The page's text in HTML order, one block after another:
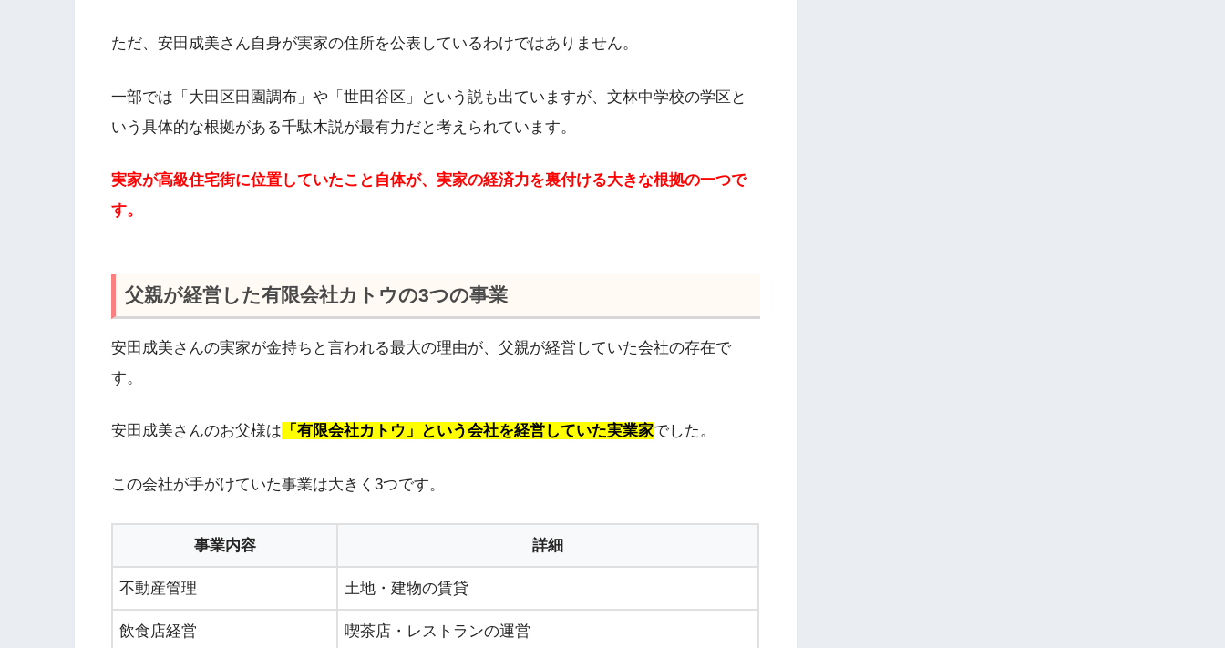
ただ、安田成美さん自身が実家の住所を公表しているわけではありません。
一部では「大田区田園調布」や「世田谷区」という説も出ていますが、文林中学校の学区と
いう具体的な根拠がある千駄木説が最有力だと考えられています。
実家が高級住宅街に位置していたこと自体が、実家の経済力を裏付ける大きな根拠の一つで
す。
父親が経営した有限会社カトウの3つの事業
安田成美さんの実家が金持ちと言われる最大の理由が、父親が経営していた会社の存在で
す。
安田成美さんのお父様は 「有限会社カトウ」という会社を経営していた実業家でした。
この会社が手がけていた事業は大きく3つです。
事業内容 詳細
不動産管理 土地・建物の賃貸
飲食店経営 喫茶店・レストランの運営